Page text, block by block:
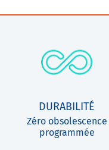
DURABILITÉ
Zéro obsolescence
programmée